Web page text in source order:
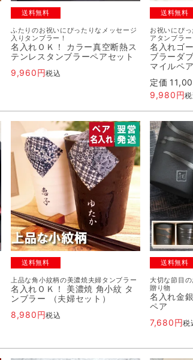
送料無料
ふたりのお祝いにぴったりなメッセージ
入りタンブラー！
名入れＯＫ！ カラー真空断熱ス
テンレスタンブラーペアセット
9,960
税込
送料無料
お祝いにぴ
アタンブラー
名入れゴ
ブラーダ
マイルペア
定価
9,980
送料無料
上品な角小紋柄の美濃焼夫婦タンブラー
名入れＯＫ！ 美濃焼 角小紋 タ
ンブラー （夫婦セット）
8,980
税込
送料無料
大切な節目
贈り物
名入れ金
ペア
7,680
税